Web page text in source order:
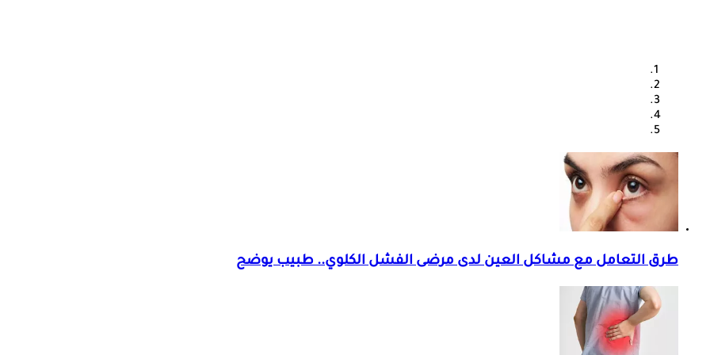
طرق التعامل مع مشاكل العين لدى مرضى الفشل الكلوي.. طبيب يوضح